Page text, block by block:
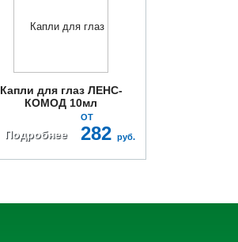
Капли для глаз ЛЕНС-
КОМОД 10мл
Подробнее
ОТ
282 руб.